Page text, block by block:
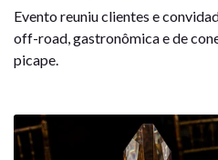
Evento reuniu clientes e
off-road, gastronômica e de
picape.